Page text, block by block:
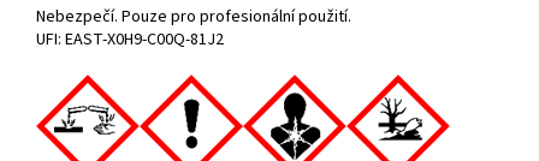
Nebezpečí. Pouze pro profesionální použití.
UFI: EAST-X0H9-C00Q-81J2